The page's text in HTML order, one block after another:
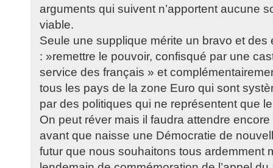
arguments qui suivent n’apportent aucune
viable.
Seule une supplique mérite un bravo et des
: »remettre le pouvoir, confisqué par une
service des français » et
tous les pays de la zone Euro qui sont
par des politiques qui ne représentent que
On peut réver mais il faudra attendre
avant que naisse une Démocratie de
futur que nous souhaitons tous ardemment